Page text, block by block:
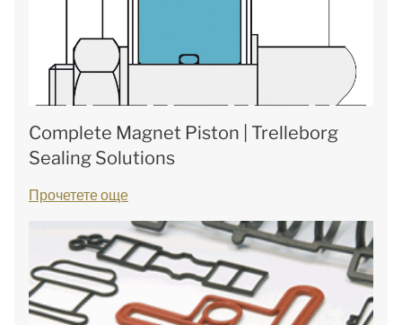
Complete Magnet Piston | Trelleborg
Sealing Solutions
Прочетете още